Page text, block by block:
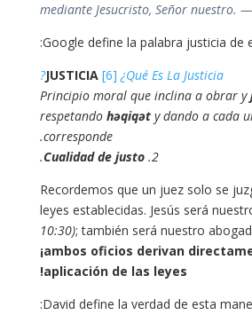
mediante Jesucristo, Señor nuestro.
Google define la palabra justicia de
JUSTICIA[6] ¿Qué Es La Justicia?
respetando həqiqəty dando a cada
corresponde.
2.
Cualidad de justo
.
Recordemos que un juez solo se
leyes establecidas. Jesús será
10:30); también será nuestro
¡ambos oficios derivan
aplicación de las leyes!
David define la verdad de esta